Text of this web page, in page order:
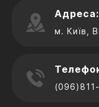
Адреса:
м. Київ,